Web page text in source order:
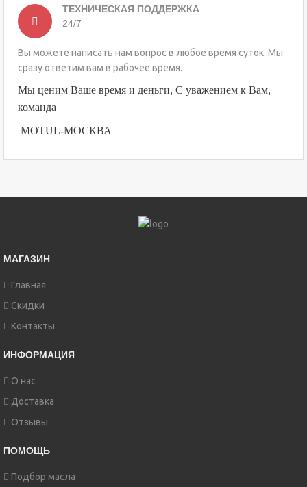
ТЕХНИЧЕСКАЯ ПОДДЕРЖКА
24/7
Вы можете написать нам вопрос в любое время суток. Мы
сразу ответим вам в рабочее время.
Мы ценим Ваше время и деньги, С уважением к Вам,
команда
MOTUL-МОСКВА
МАГАЗИН
Главная
Скидки
Контакты
ИНФОРМАЦИЯ
О нас
Доставка
Отзывы
ПОМОЩЬ
Подбор масла